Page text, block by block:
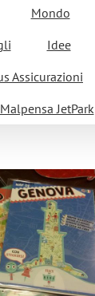
Mondo
Idee
Assicurazioni
JetPark